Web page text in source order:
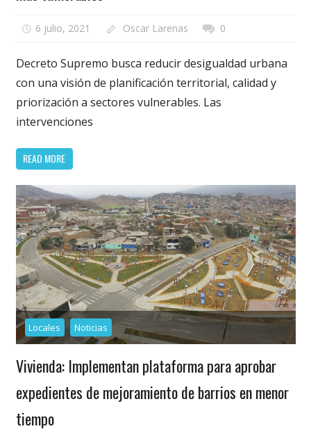
6 julio, 2021 Oscar Larenas 0
Decreto Supremo busca reducir desigualdad urbana
con una visión de planificación territorial, calidad y
priorización a sectores vulnerables. Las
intervenciones
READ MORE
Locales Noticias
Vivienda: Implementan plataforma para aprobar
expedientes de mejoramiento de barrios en menor
tiempo